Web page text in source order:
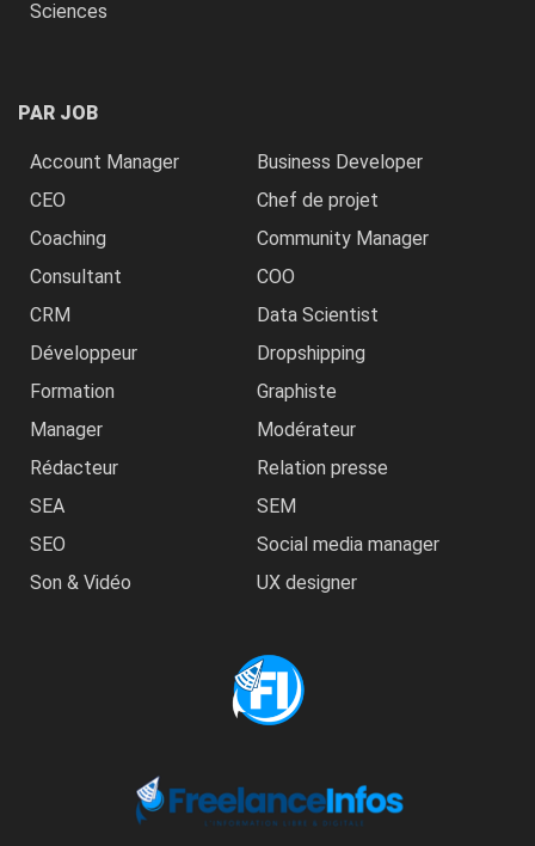
Sciences
PAR JOB
Account Manager
Business Developer
CEO
Chef de projet
Coaching
Community Manager
Consultant
COO
CRM
Data Scientist
Développeur
Dropshipping
Formation
Graphiste
Manager
Modérateur
Rédacteur
Relation presse
SEA
SEM
SEO
Social media manager
Son & Vidéo
UX designer